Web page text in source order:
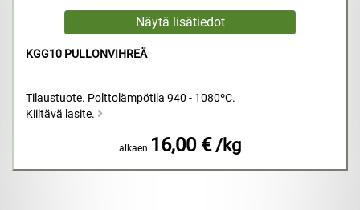
KGG10 PULLONVIHREÄ
Tilaustuote. Polttolämpötila 940 - 1080ºC.
Kiiltävä lasite.
alkaen 16,00 € /kg